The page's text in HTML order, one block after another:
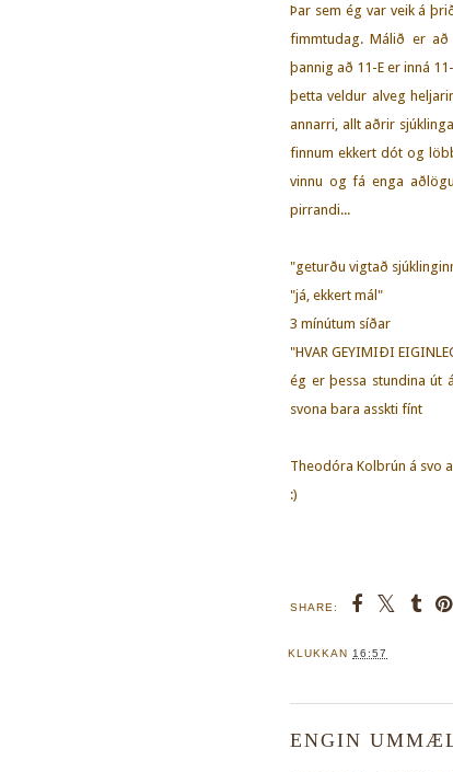
Þar sem ég var veik á
fimmtudag. Málið er að
þannig að 11-E er inná
þetta veldur alveg
annarri, allt aðrir
finnum ekkert dót og
vinnu og fá enga
pirrandi...
"geturðu vigtað
"já, ekkert mál"
3 mínútum síðar
"HVAR GEYIMIÐI
ég er þessa stundina út
svona bara asskti fínt
Theodóra Kolbrún á svo
:)
SHARE:
KLUKKAN 16:57
ENGIN